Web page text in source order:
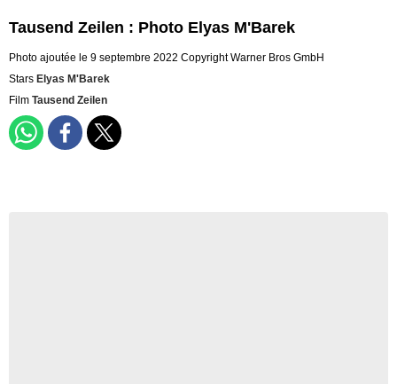
Tausend Zeilen : Photo Elyas M'Barek
Photo ajoutée le 9 septembre 2022 Copyright Warner Bros GmbH
Stars Elyas M'Barek
Film Tausend Zeilen